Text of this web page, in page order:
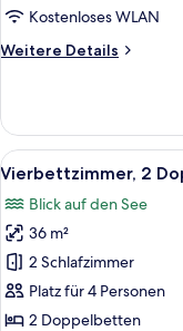
Kostenloses WLAN
Weitere Details
Weitere
Meerblick
Alle
Fotos
für
Vierbettzimmer,
2 Doppelbetten,
Gemeinschaftsbad
anzeigen
5
Vierbettzimmer, 2
Blick auf den See
36 m²
2 Schlafzimmer
Platz für 4 Personen
2 Doppelbetten